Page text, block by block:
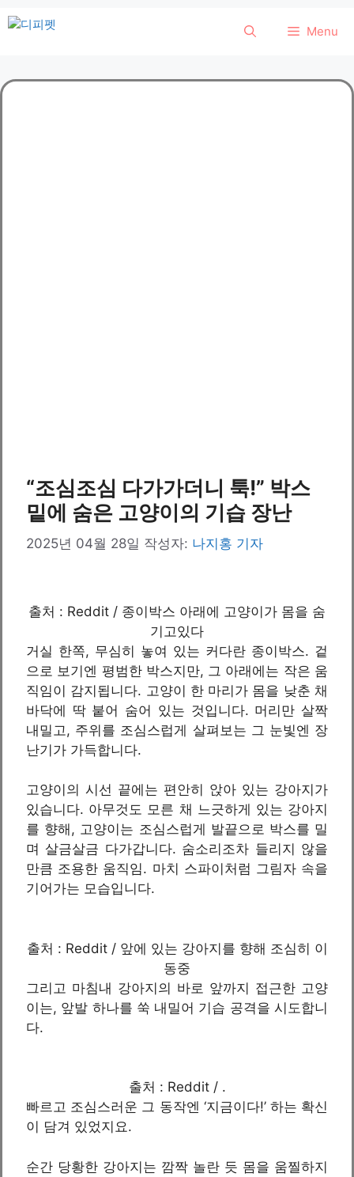
컨
로
건
Menu
“조심조심 다가가더니 툭!” 박스
밑에 숨은 고양이의 기습 장난
2025년 04월 28일 작성자: 나지홍 기자
출처 : Reddit / 종이박스 아래에 고양이가 몸을 숨
기고있다
거실 한쪽, 무심히 놓여 있는 커다란 종이박스. 겉
으로 보기엔 평범한 박스지만, 그 아래에는 작은 움
직임이 감지됩니다. 고양이 한 마리가 몸을 낮춘 채
바닥에 딱 붙어 숨어 있는 것입니다. 머리만 살짝
내밀고, 주위를 조심스럽게 살펴보는 그 눈빛엔 장
난기가 가득합니다.
고양이의 시선 끝에는 편안히 앉아 있는 강아지가
있습니다. 아무것도 모른 채 느긋하게 있는 강아지
를 향해, 고양이는 조심스럽게 발끝으로 박스를 밀
며 살금살금 다가갑니다. 숨소리조차 들리지 않을
만큼 조용한 움직임. 마치 스파이처럼 그림자 속을
기어가는 모습입니다.
출처 : Reddit / 앞에 있는 강아지를 향해 조심히 이
동중
그리고 마침내 강아지의 바로 앞까지 접근한 고양
이는, 앞발 하나를 쑥 내밀어 기습 공격을 시도합니
다.
출처 : Reddit / .
빠르고 조심스러운 그 동작엔 ‘지금이다!’ 하는 확신
이 담겨 있었지요.
순간 당황한 강아지는 깜짝 놀란 듯 몸을 움찔하지